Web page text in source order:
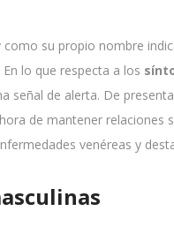
su propio nombre
lo que respecta a los
señal de alerta. De
de mantener relaciones
venéreas y